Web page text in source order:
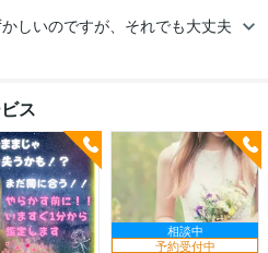
しいのですが、それでも大丈夫
ス
相談中
予約受付中